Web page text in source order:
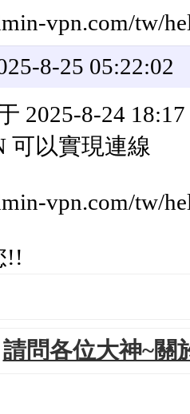
vpn.com/tw/
8-25 05:22:02
2025-8-24 18:17
可以實現連線
vpn.com/tw/
!!
請問各位大神~關